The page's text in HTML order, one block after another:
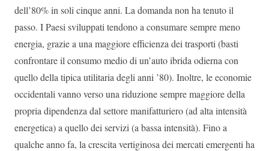
dell’80% in soli cinque anni. La domanda non ha tenuto il
passo. I Paesi sviluppati tendono a consumare sempre meno
energia, grazie a una maggiore efficienza dei trasporti (basti
confrontare il consumo medio di un’auto ibrida odierna con
quello della tipica utilitaria degli anni ’80). Inoltre, le economie
occidentali vanno verso una riduzione sempre maggiore della
propria dipendenza dal settore manifatturiero (ad alta intensità
energetica) a quello dei servizi (a bassa intensità). Fino a
qualche anno fa, la crescita vertiginosa dei mercati emergenti ha